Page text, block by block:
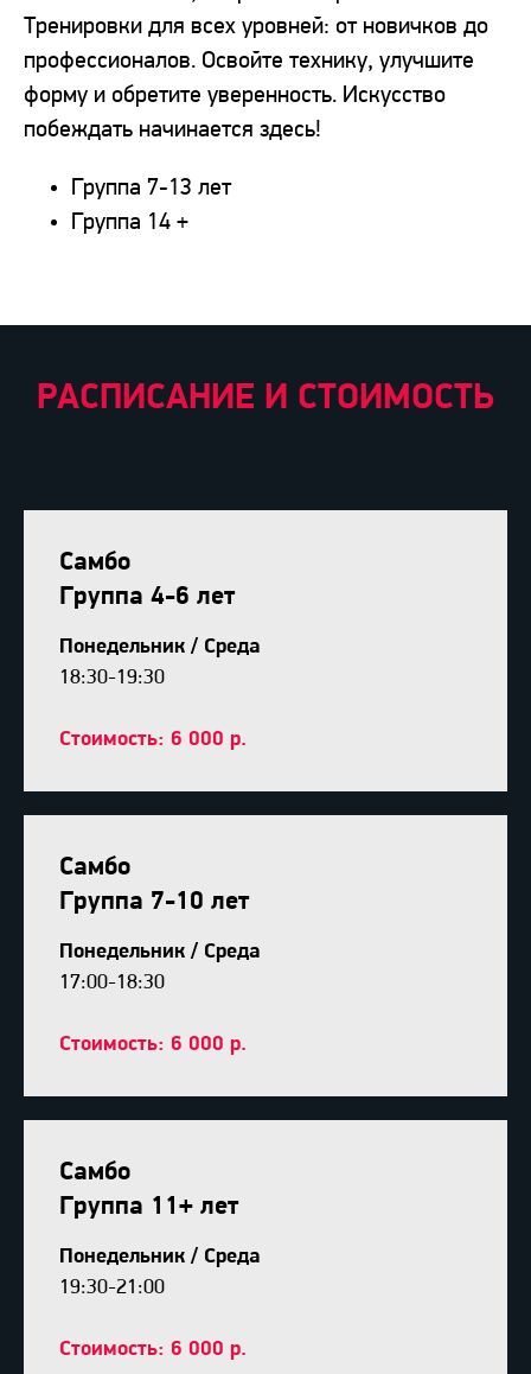
Тренировки для всех уровней: от новичков до
профессионалов. Освойте технику, улучшите
форму и обретите уверенность. Искусство
побеждать начинается здесь!
Группа 7-13 лет
Группа 14 +
РАСПИСАНИЕ И СТОИМОСТЬ
Самбо
Группа 4-6 лет
Понедельник / Среда
18:30-19:30
Стоимость: 6 000 р.
Самбо
Группа 7-10 лет
Понедельник / Среда
17:00-18:30
Стоимость: 6 000 р.
Самбо
Группа 11+ лет
Понедельник / Среда
19:30-21:00
Стоимость: 6 000 р.